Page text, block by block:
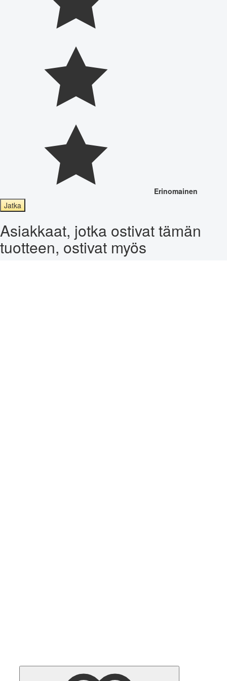
Erinomainen
Jatka
Asiakkaat, jotka ostivat tämän
tuotteen, ostivat myös